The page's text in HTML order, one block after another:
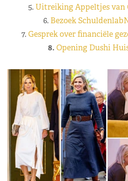
5.Uitreiking Appeltjes van
6. Bezoek
7.Gesprek over financiële
8. Opening Dushi